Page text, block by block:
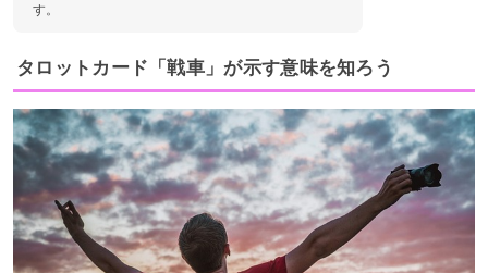
す。
タロットカード「戦車」が示す意味を知ろう